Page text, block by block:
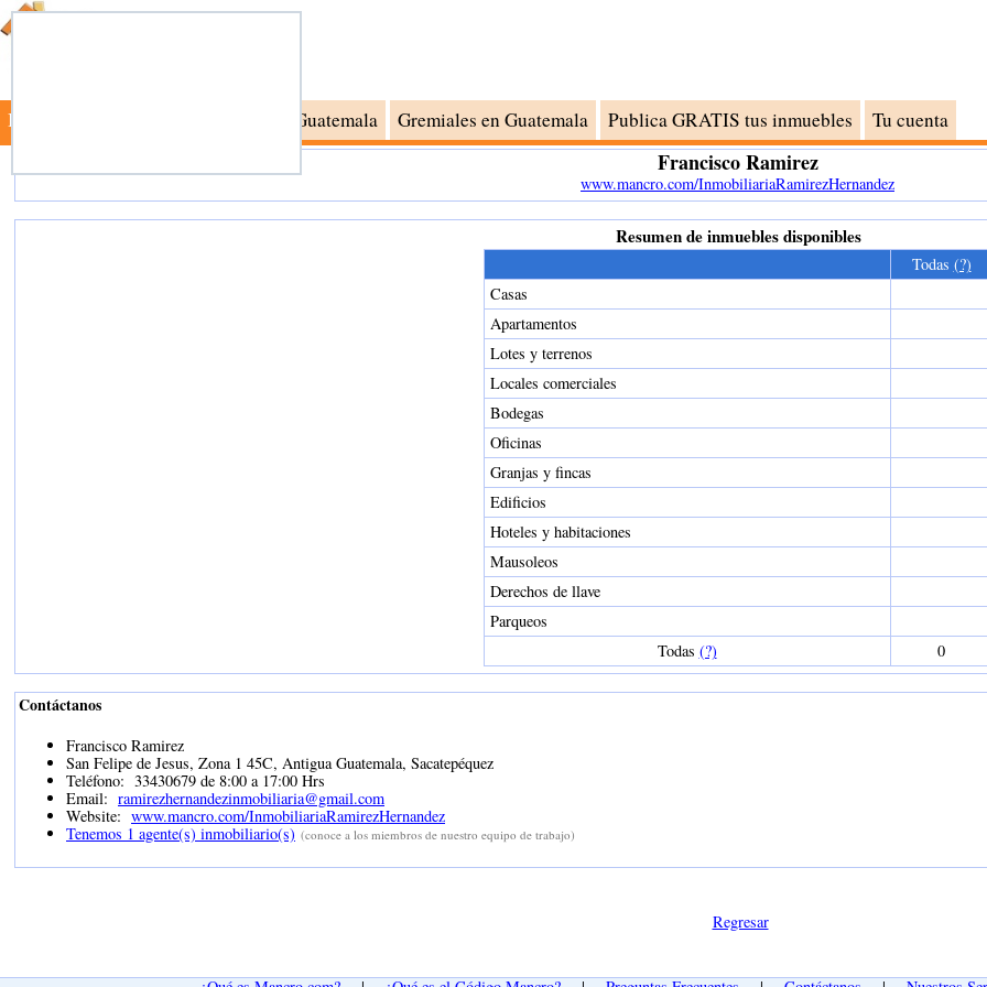
Busca Inmuebles Inmobiliarias en Guatemala Gremiales en Guatemala Publica GRATIS tus inmuebles Tu cuenta
Francisco Ramirez
www.mancro.com/InmobiliariaRamirezHernandez
Resumen de inmuebles disponibles
Todas (?)
Casas
Apartamentos
Lotes y terrenos
Locales comerciales
Bodegas
Oficinas
Granjas y fincas
Edificios
Hoteles y habitaciones
Mausoleos
Derechos de llave
Parqueos
Todas (?) 0
Contáctanos
Francisco Ramirez
San Felipe de Jesus, Zona 1 45C, Antigua Guatemala, Sacatepéquez
Teléfono: 33430679 de 8:00 a 17:00 Hrs
Email: ramirezhernandezinmobiliaria@gmail.com
Website: www.mancro.com/InmobiliariaRamirezHernandez
Tenemos 1 agente(s) inmobiliario(s) (conoce a los miembros de nuestro equipo de trabajo)
Regresar